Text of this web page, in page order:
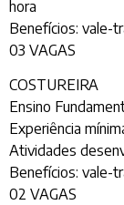
hora
Benefícios: vale-
03 VAGAS
COSTUREIRA
Ensino
Experiência
Atividades
Benefícios: vale-
02 VAGAS